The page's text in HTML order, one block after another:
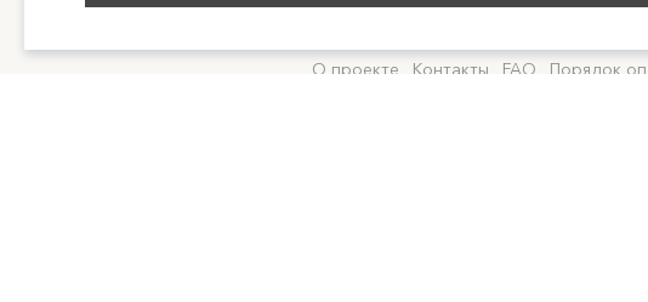
О проекте
Контакты FAQ Порядок